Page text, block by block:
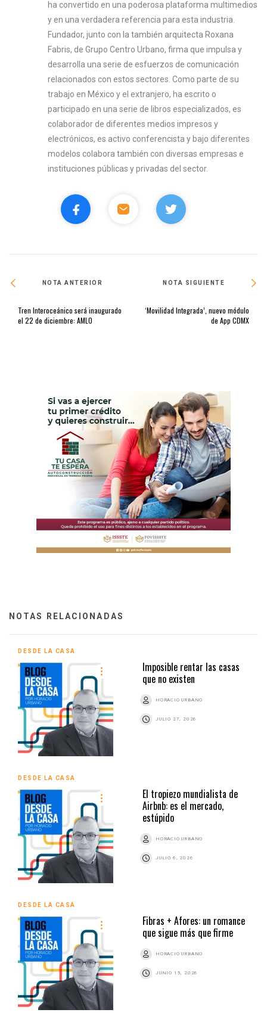
ha convertido en una poderosa plataforma multimedios
y en una verdadera referencia para esta industria.
Fundador, junto con la también arquitecta Roxana
Fabris, de Grupo Centro Urbano, firma que impulsa y
desarrolla una serie de esfuerzos de comunicación
relacionados con estos sectores. Como parte de su
trabajo en México y el extranjero, ha escrito o
participado en una serie de libros especializados, es
colaborador de diferentes medios impresos y
electrónicos, es activo conferencista y bajo diferentes
modelos colabora también con diversas empresas e
instituciones públicas y privadas del sector.
NOTA ANTERIOR
Tren Interoceánico será inaugurado
el 22 de diciembre: AMLO
NOTA SIGUIENTE
‘Movilidad Integrada’, nuevo módulo
de App CDMX
NOTAS RELACIONADAS
DESDE LA CASA
Imposible rentar las casas
que no existen
HORACIO URBANO
JULIO 27, 2026
DESDE LA CASA
El tropiezo mundialista de
Airbnb: es el mercado,
estúpido
HORACIO URBANO
JULIO 6, 2026
DESDE LA CASA
Fibras + Afores: un romance
que sigue más que firme
HORACIO URBANO
JUNIO 15, 2026